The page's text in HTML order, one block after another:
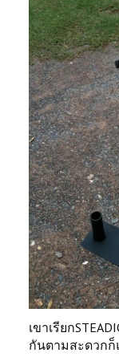
เขาเรียก
กันตามสะดวก